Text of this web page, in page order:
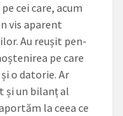
cei care, acum
vis aparent
Au reușit pen­
pe care
o dato­rie. Ar
și un bilanț al
la ceea ce